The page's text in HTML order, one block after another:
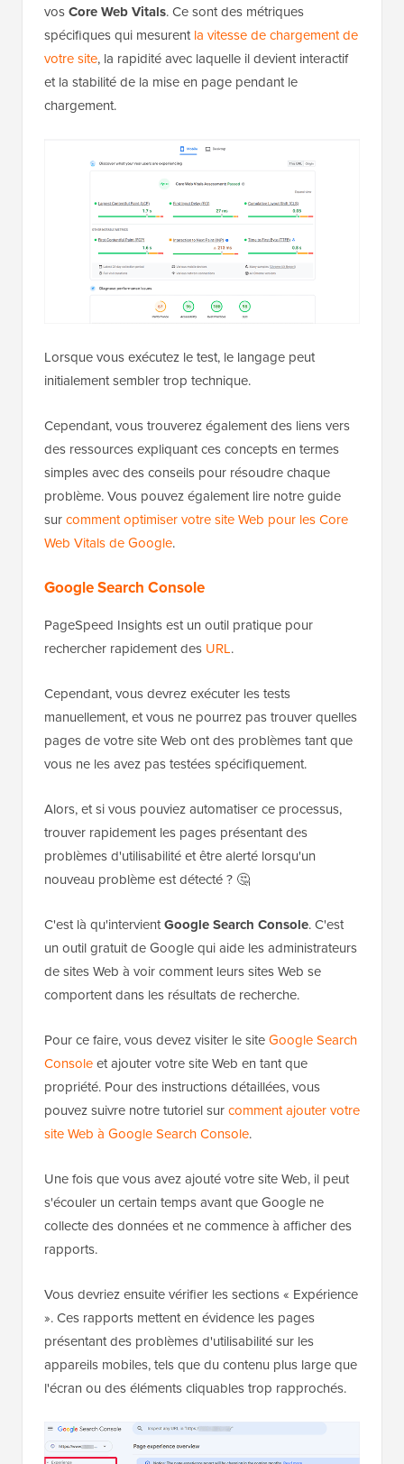
vosCore Web Vitals. Ce sont des métriques
spécifiques qui mesurentla vitesse de chargement de
votre site, la rapidité avec laquelle il devient interactif
et la stabilité de la mise en page pendant le
chargement.
Lorsque vous exécutez le test, le langage peut
initialement sembler trop technique.
Cependant, vous trouverez également des liens vers
des ressources expliquant ces concepts en termes
simples avec des conseils pour résoudre chaque
problème. Vous pouvez également lire notre guide
surcomment optimiser votre site Web pour les Core
Web Vitals de Google.
Google Search Console
PageSpeed Insights est un outil pratique pour
rechercher rapidement des URL.
Cependant, vous devrez exécuter les tests
manuellement, et vous ne pourrez pas trouver quelles
pages de votre site Web ont des problèmes tant que
vous ne les avez pas testées spécifiquement.
Alors, et si vous pouviez automatiser ce processus,
trouver rapidement les pages présentant des
problèmes d'utilisabilité et être alerté lorsqu'un
nouveau problème est détecté ? 🤔
C'est là qu'intervientGoogle Search Console. C'est
un outil gratuit de Google qui aide les administrateurs
de sites Web à voir comment leurs sites Web se
comportent dans les résultats de recherche.
Pour ce faire, vous devez visiter le siteGoogle Search
Consoleet ajouter votre site Web en tant que
propriété. Pour des instructions détaillées, vous
pouvez suivre notre tutoriel surcomment ajouter votre
site Web à Google Search Console.
Une fois que vous avez ajouté votre site Web, il peut
s'écouler un certain temps avant que Google ne
collecte des données et ne commence à afficher des
rapports.
Vous devriez ensuite vérifier les sections « Expérience
». Ces rapports mettent en évidence les pages
présentant des problèmes d'utilisabilité sur les
appareils mobiles, tels que du contenu plus large que
l'écran ou des éléments cliquables trop rapprochés.